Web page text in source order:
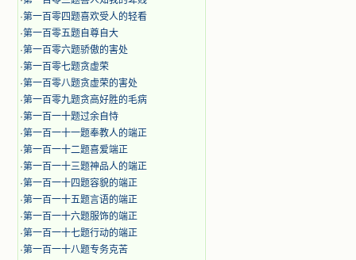
·第一百零四题喜欢受人的轻看
·第一百零五题自尊自大
·第一百零六题骄傲的害处
·第一百零七题贪虚荣
·第一百零八题贪虚荣的害处
·第一百零九题贪高好胜的毛病
·第一百一十题过余自恃
·第一百一十一题奉教人的端正
·第一百一十二题喜爱端正
·第一百一十三题神品人的端正
·第一百一十四题容貌的端正
·第一百一十五题言语的端正
·第一百一十六题服饰的端正
·第一百一十七题行动的端正
·第一百一十八题专务克苦